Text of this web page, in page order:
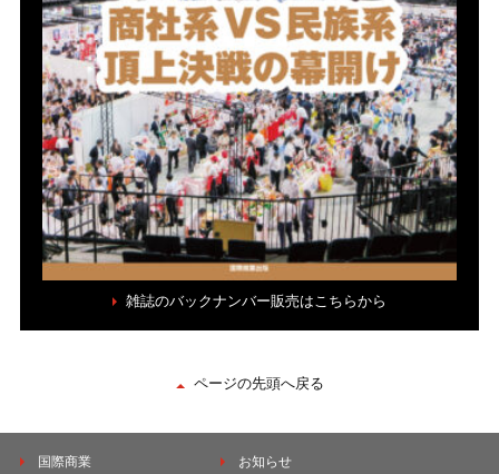
雑誌のバックナンバー販売はこちらから
ページの先頭へ戻る
国際商業 お知らせ